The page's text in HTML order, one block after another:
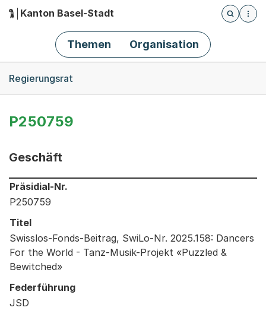
Hauptnavigation
Kanton Basel-Stadt
Öffnet
Themen Organisation
Regierungsrat
P250759
Geschäft
Informationen zum Ausgewählten Geschäft
Präsidial-Nr.
P250759
Titel
Swisslos-Fonds-Beitrag, SwiLo-Nr. 2025.158: Dancers
For the World - Tanz-Musik-Projekt «Puzzled &
Bewitched»
Federführung
JSD